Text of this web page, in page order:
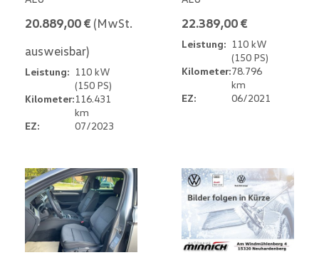
20.889,00 € (MwSt.
ausweisbar)
Leistung: 110 kW
(150 PS)
Kilometer:116.431
km
EZ:
07/2023
22.389,00 €
Leistung: 110 kW
(150 PS)
Kilometer:78.796
km
EZ:
06/2021